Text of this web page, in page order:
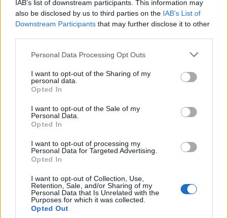
IAB’s list of downstream participants. This information may
also be disclosed by us to third parties on the IAB’s List of
Downstream Participants that may further disclose it to other
Personal Data Processing Opt Outs
I want to opt-out of the Sharing of my
personal data.
Opted In
I want to opt-out of the Sale of my
Personal Data.
Opted In
I want to opt-out of processing my
Personal Data for Targeted Advertising.
Opted In
I want to opt-out of Collection, Use,
Retention, Sale, and/or Sharing of my
Personal Data that Is Unrelated with the
Purposes for which it was collected.
Opted Out
Related Posts
NX7 é o novo SUV da Nissan para China e
VIRGILIO MACHADO